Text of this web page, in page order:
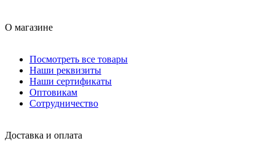
О магазине
Посмотреть все товары
Наши реквизиты
Наши сертификаты
Оптовикам
Сотрудничество
Доставка и оплата